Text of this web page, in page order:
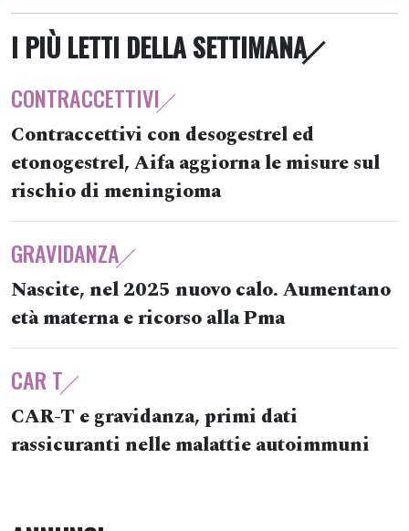
I PIÙ LETTI DELLA SETTIMANA
CONTRACCETTIVI
Contraccettivi con desogestrel ed
etonogestrel, Aifa aggiorna le misure sul
rischio di meningioma
GRAVIDANZA
Nascite, nel 2025 nuovo calo. Aumentano
età materna e ricorso alla Pma
CAR T
CAR-T e gravidanza, primi dati
rassicuranti nelle malattie autoimmuni